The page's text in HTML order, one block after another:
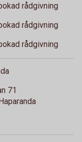
rådgivning
rådgivning
rådgivning
71